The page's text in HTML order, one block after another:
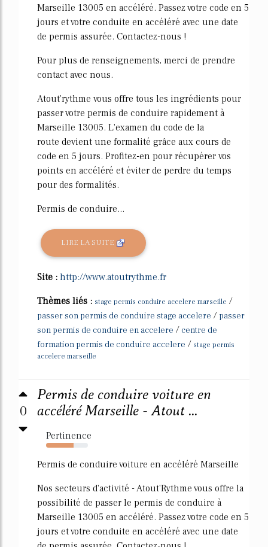
Marseille 13005 en accéléré. Passez votre code en 5
jours et votre conduite en accéléré avec une date
de permis assurée. Contactez-nous !
Pour plus de renseignements, merci de prendre
contact avec nous.
Atout'rythme vous offre tous les ingrédients pour
passer votre permis de conduire rapidement à
Marseille 13005. L'examen du code de la
route devient une formalité grâce aux cours de
code en 5 jours. Profitez-en pour récupérer vos
points en accéléré et éviter de perdre du temps
pour des formalités.
Permis de conduire...
LIRE LA SUITE
Site : http://www.atoutrythme.fr
Thèmes liés : stage permis conduire accelere marseille /
passer son permis de conduire stage accelere / passer
son permis de conduire en accelere / centre de
formation permis de conduire accelere / stage permis
accelere marseille
0
Permis de conduire voiture en
accéléré Marseille - Atout ...
Pertinence
66%
Permis de conduire voiture en accéléré Marseille
Nos secteurs d'activité - Atout'Rythme vous offre la
possibilité de passer le permis de conduire à
Marseille 13005 en accéléré. Passez votre code en 5
jours et votre conduite en accéléré avec une date